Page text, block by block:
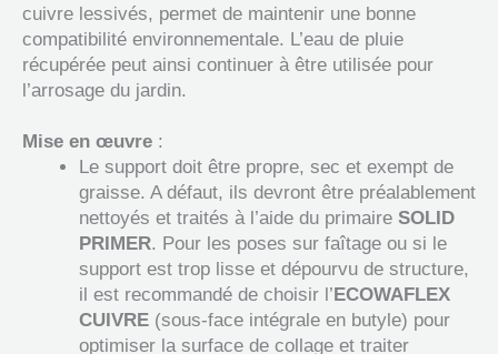
cuivre lessivés, permet de maintenir une bonne
compatibilité environnementale. L’eau de pluie
récupérée peut ainsi continuer à être utilisée pour
l’arrosage du jardin.
Mise en œuvre :
Le support doit être propre, sec et exempt de
graisse. A défaut, ils devront être préalablement
nettoyés et traités à l’aide du primaire SOLID
PRIMER. Pour les poses sur faîtage ou si le
support est trop lisse et dépourvu de structure,
il est recommandé de choisir l’ECOWAFLEX
CUIVRE (sous-face intégrale en butyle) pour
optimiser la surface de collage et traiter